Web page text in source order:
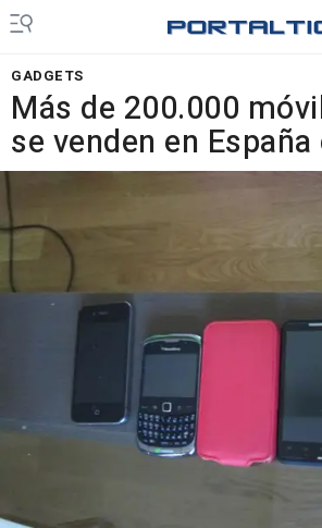
GADGETS
Más de 200.000
se venden en